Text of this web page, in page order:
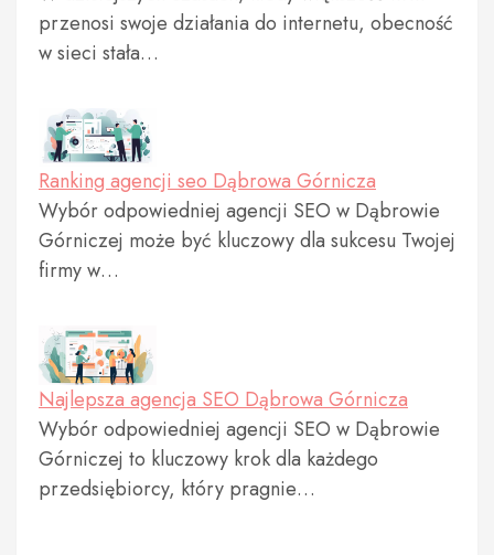
przenosi swoje działania do internetu, obecność
w sieci stała…
Ranking agencji seo Dąbrowa Górnicza
Wybór odpowiedniej agencji SEO w Dąbrowie
Górniczej może być kluczowy dla sukcesu Twojej
firmy w…
Najlepsza agencja SEO Dąbrowa Górnicza
Wybór odpowiedniej agencji SEO w Dąbrowie
Górniczej to kluczowy krok dla każdego
przedsiębiorcy, który pragnie…